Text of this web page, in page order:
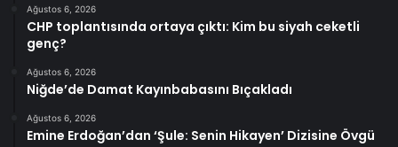
Ağustos 6, 2026
CHP toplantısında ortaya çıktı: Kim bu siyah ceketli
genç?
Ağustos 6, 2026
Niğde’de Damat Kayınbabasını Bıçakladı
Ağustos 6, 2026
Emine Erdoğan’dan ‘Şule: Senin Hikayen’ Dizisine Övgü